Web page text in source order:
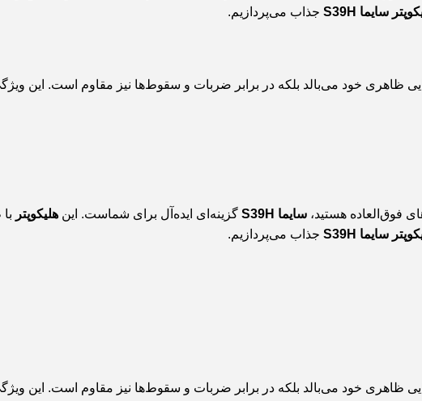
سایما S39H جذاب می‌پردازیم.
ظاهری خود می‌بالد بلکه در برابر ضربات و سقوط‌ها نیز مقاوم است. این
فوق‌العاده هستید، سایما S39H گزینه‌ای ایده‌آل برای شماست. این هلیکوپتر
سایما S39H جذاب می‌پردازیم.
ظاهری خود می‌بالد بلکه در برابر ضربات و سقوط‌ها نیز مقاوم است. این